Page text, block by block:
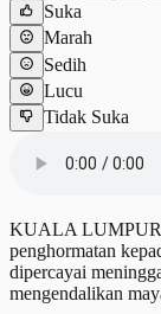
Suka
Marah
Sedih
Lucu
Tidak Suka
KUALA LUMPUR,
penghormatan
dipercayai
mengendalikan